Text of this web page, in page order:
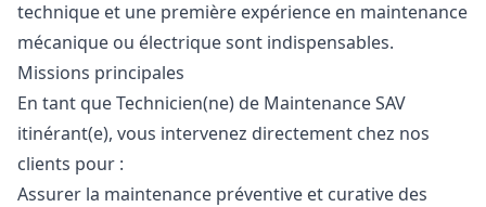
technique et une première expérience en maintenance
mécanique ou électrique sont indispensables.
Missions principales
En tant que Technicien(ne) de Maintenance SAV
itinérant(e), vous intervenez directement chez nos
clients pour :
Assurer la maintenance préventive et curative des